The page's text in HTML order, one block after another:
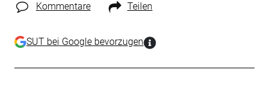
Kommentare Teilen
SUT bei Google bevorzugen